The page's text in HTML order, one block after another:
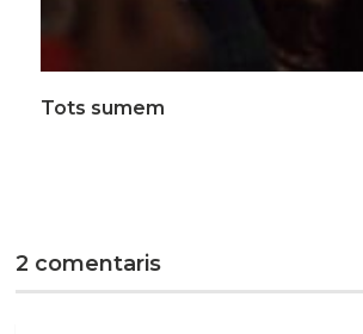
Tots sumem
2 comentaris